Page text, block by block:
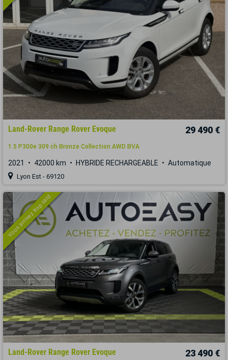
Land-Rover Range Rover Evoque 29 490 €
1.5 P300e 309 ch Bronze Collection AWD BVA
2021 42000 km HYBRIDE RECHARGEABLE Automatique
Lyon Est - 69120
Vous arrivez trop tard
Land-Rover Range Rover Evoque 23 490 €